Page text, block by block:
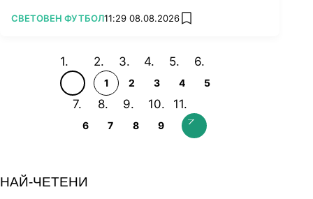
ПОВЕЧЕ ОТ
СВЕТОВЕН ФУТБОЛ11:29 08.08.2026 add favorites
1 2 3 4 5
6 7 8 9
НАЙ-ЧЕТЕНИ